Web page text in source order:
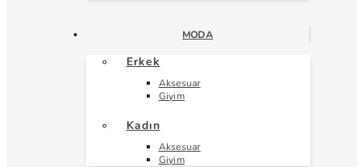
MODA
Erkek
Aksesuar
Giyim
Kadın
Aksesuar
Giyim